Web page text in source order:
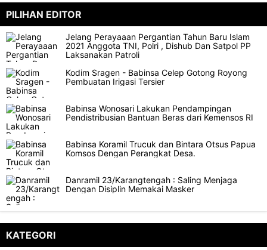
PILIHAN EDITOR
Jelang Perayaaan Pergantian Tahun Baru Islam
2021 Anggota TNI, Polri , Dishub Dan Satpol PP
Laksanakan Patroli
Kodim Sragen - Babinsa Celep Gotong Royong
Pembuatan Irigasi Tersier
Babinsa Wonosari Lakukan Pendampingan
Pendistribusian Bantuan Beras dari Kemensos RI
Babinsa Koramil Trucuk dan Bintara Otsus Papua
Komsos Dengan Perangkat Desa.
Danramil 23/Karangtengah : Saling Menjaga
Dengan Disiplin Memakai Masker
KATEGORI